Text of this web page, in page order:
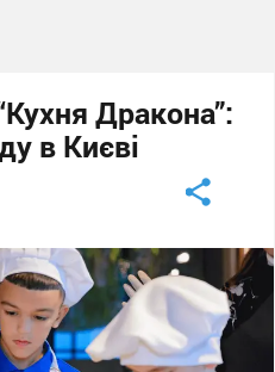
Дракона”:
в Києві